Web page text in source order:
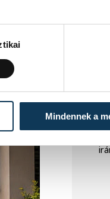
Mindennek a